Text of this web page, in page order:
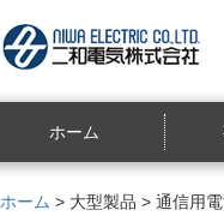
ホーム
ホーム > 大型製品 > 通信用